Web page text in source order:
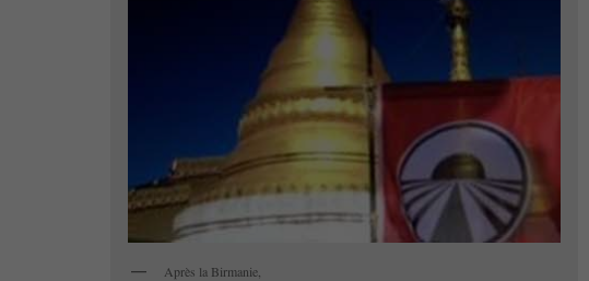
Après la Birmanie,